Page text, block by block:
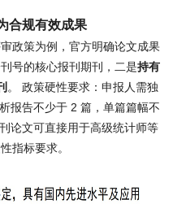
合规有效成果
政策为例，官方明确论文成果
号的核心报刊期刊，二是持有
。 政策硬性要求：申报人需独
报告不少于 2 篇，单篇篇幅不
论文可直接用于高级统计师等
指标要求。